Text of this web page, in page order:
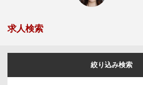
求人検索
絞り込み検索